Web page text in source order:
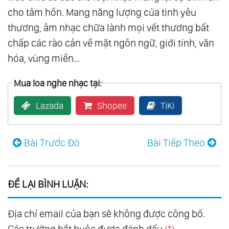
123.Mon Amour
124.Piano
125.Som Livre Vol.1
126.Som Livre Vol.2
127.Som Livre Vol.3
128.Som Livre Vol.4
129.A Thousand Winds
131. Broadway Favorites
132.Colorful Favorites
133.Down Under Favorites
134.Exotic Favorites
135. Favorites For Young Lovers
cho tâm hồn. Mang năng lượng của tình yêu
thương, âm nhạc chữa lành mọi vết thương bất
chấp các rào cản về mặt ngôn ngữ, giới tính, văn
hóa, vùng miền...
Mua loa nghe nhạc tại:
Lazada Shopee TiKi
Bài Trước Đó Bài Tiếp Theo
ĐỂ LẠI BÌNH LUẬN:
Địa chỉ email của bạn sẽ không được công bố.